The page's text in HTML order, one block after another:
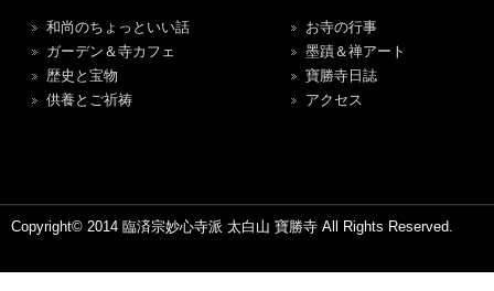
和尚のちょっといい話
ガーデン＆寺カフェ
歴史と宝物
供養とご祈祷
お寺の行事
墨蹟＆禅アート
寶勝寺日誌
アクセス
Copyright© 2014 臨済宗妙心寺派 太白山 寶勝寺 All Rights Reserved.